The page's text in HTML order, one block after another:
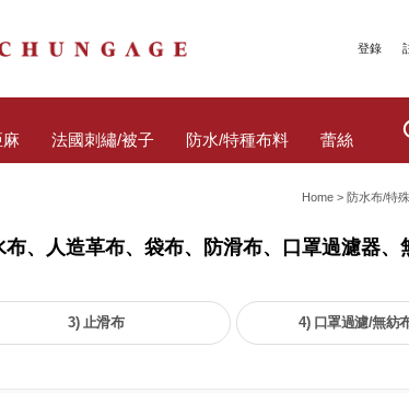
登錄
法國刺繡/被子 防水/特種布料 蕾絲
Home > 防水布/特
、人造革布、袋布、防滑布、口罩過濾器、
3) 止滑布 4) 口罩過濾/無紡